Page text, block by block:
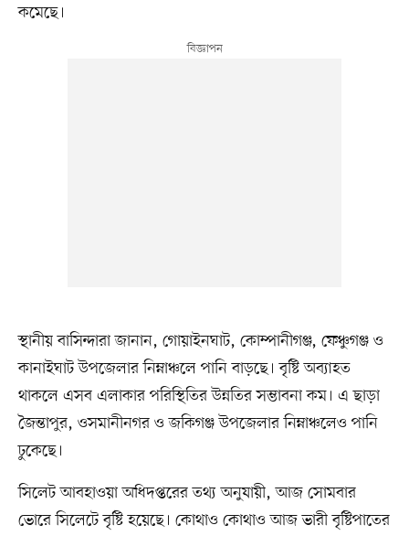
কমেছে।
স্থানীয় বাসিন্দারা জানান, গোয়াইনঘাট, কোম্পানীগঞ্জ, ফেঞ্চুগঞ্জ ও
কানাইঘাট উপজেলার নিম্নাঞ্চলে পানি বাড়ছে। বৃষ্টি অব্যাহত
থাকলে এসব এলাকার পরিস্থিতির উন্নতির সম্ভাবনা কম। এ ছাড়া
জৈন্তাপুর, ওসমানীনগর ও জকিগঞ্জ উপজেলার নিম্নাঞ্চলেও পানি
ঢুকেছে।
সিলেট আবহাওয়া অধিদপ্তরের তথ্য অনুযায়ী, আজ সোমবার
ভোরে সিলেটে বৃষ্টি হয়েছে। কোথাও কোথাও আজ ভারী বৃষ্টিপাতের